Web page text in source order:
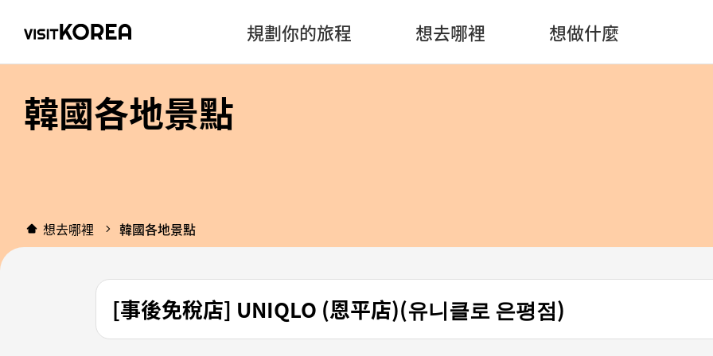
規劃你的旅程 想去哪裡 想做什麼
韓國各地景點
想去哪裡 韓國各地景點
[事後免稅店] UNIQLO (恩平店)(유니클로 은평점)